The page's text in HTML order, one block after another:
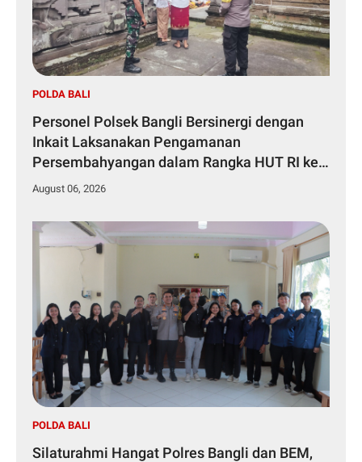
POLDA BALI
Personel Polsek Bangli Bersinergi dengan
Inkait Laksanakan Pengamanan
Persembahyangan dalam Rangka HUT RI ke-
81 Tahun 2026
August 06, 2026
POLDA BALI
Silaturahmi Hangat Polres Bangli dan BEM,